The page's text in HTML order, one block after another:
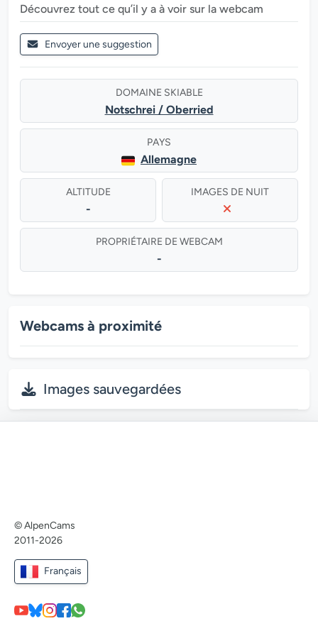
Découvrez tout ce qu’il y a à voir sur la webcam
Envoyer une suggestion
DOMAINE SKIABLE
Notschrei / Oberried
PAYS
Allemagne
ALTITUDE
-
IMAGES DE NUIT
PROPRIÉTAIRE DE WEBCAM
-
Webcams à proximité
Images sauvegardées
© AlpenCams
2011-2026
Français